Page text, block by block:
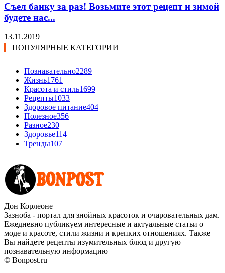
Съел банку за раз! Возьмите этот рецепт и зимой
будете нас...
13.11.2019
ПОПУЛЯРНЫЕ КАТЕГОРИИ
Познавательно2289
Жизнь1761
Красота и стиль1699
Рецепты1033
Здоровое питание404
Полезное356
Разное230
Здоровье114
Тренды107
Дон Корлеоне
Зазноба - портал для знойных красоток и очаровательных дам.
Ежедневно публикуем интересные и актуальные статьи о
моде и красоте, стили жизни и крепких отношениях. Также
Вы найдете рецепты изумительных блюд и другую
познавательную информацию
© Bonpost.ru